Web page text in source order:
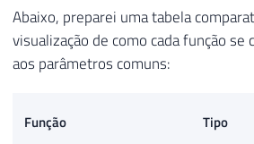
Abaixo, preparei uma tabela
visualização de como cada função se
aos parâmetros comuns:
Função Tipo